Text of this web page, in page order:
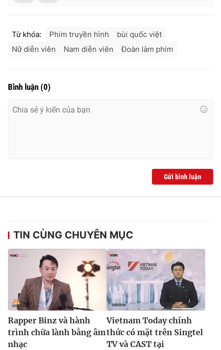
Từ khóa: Phim truyền hình
bùi quốc việt
Nữ diễn viên
Nam diễn viên Đoàn làm phim
Bình luận (0)
Gửi bình luận
TIN CÙNG CHUYÊN MỤC
Rapper Binz và hành
trình chữa lành bằng âm
nhạc
Vietnam Today chính
thức có mặt trên Singtel
TV và CAST tại